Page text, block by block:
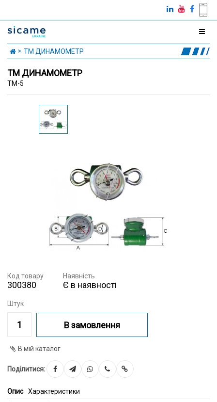
TM ДИНАМОМЕТР
TM ДИНАМОМЕТР
TM-5
Код товару
300380
Наявність
Є в наявності
Штук
В замовлення
В мій каталог
Поділитися:
Опис Характеристики